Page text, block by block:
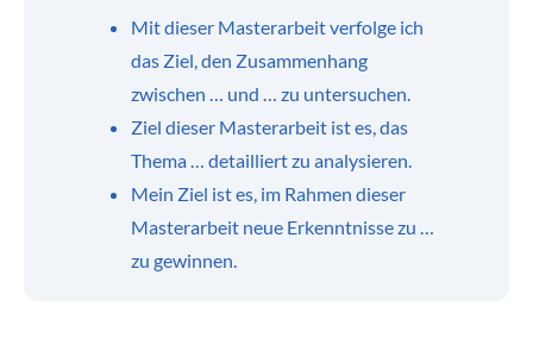
Mit dieser Masterarbeit verfolge ich
das Ziel, den Zusammenhang
zwischen … und … zu untersuchen.
Ziel dieser Masterarbeit ist es, das
Thema … detailliert zu analysieren.
Mein Ziel ist es, im Rahmen dieser
Masterarbeit neue Erkenntnisse zu …
zu gewinnen.